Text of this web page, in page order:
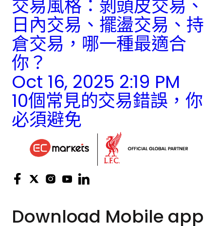
交易風格：剝頭皮交易、
日內交易、擺盪交易、持
倉交易，哪一種最適合
你？
Oct 16, 2025 2:19 PM
10個常見的交易錯誤，你
必須避免
Download Mobile app